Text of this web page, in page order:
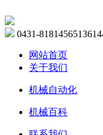
0431-81814565
网站首页
关于我们
机械自动化
机械百科